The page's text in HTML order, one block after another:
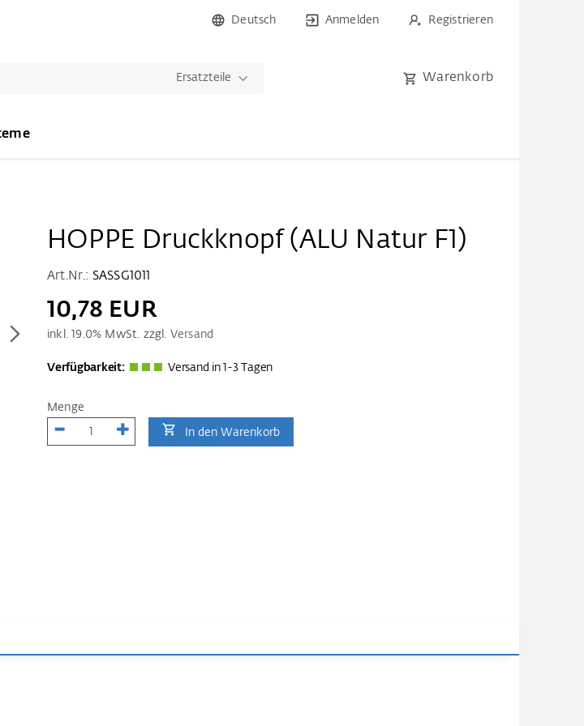
Deutsch Anmelden Registrieren
Ersatzteile Warenkorb
HOPPE Druckknopf (ALU Natur F1)
Art.Nr.: SASSG1011
10,78 EUR
inkl. 19.0% MwSt. zzgl. Versand
Verfügbarkeit: Versand in 1-3 Tagen
Menge
In den Warenkorb